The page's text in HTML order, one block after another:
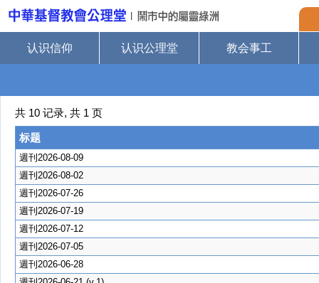
认识信仰 认识公理堂 教会事工
共 10 记录, 共 1 页
标题
週刊2026-08-09
週刊2026-08-02
週刊2026-07-26
週刊2026-07-19
週刊2026-07-12
週刊2026-07-05
週刊2026-06-28